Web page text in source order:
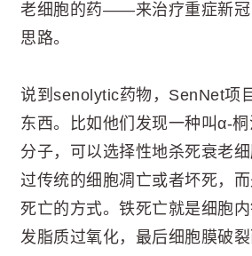
老细胞的药——来治疗重症新冠
思路。
说到senolytic药物，SenNet项
东西。比如他们发现一种叫α-
分子，可以选择性地杀死衰老
过传统的细胞凋亡或者坏死，
死亡的方式。铁死亡就是细胞内
发脂质过氧化，最后细胞膜破